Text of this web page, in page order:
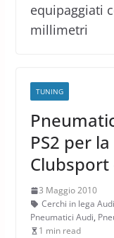
equipaggiati
millimetri
TUNING
PS2 per
Clubsport
3 Maggio 2010
Cerchi in lega Audi
Pneumatici Audi,
1 min read